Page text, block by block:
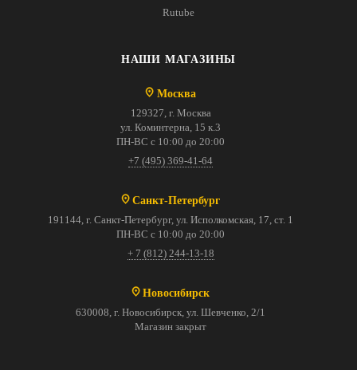
Rutube
НАШИ МАГАЗИНЫ
Москва
129327, г. Москва
ул. Коминтерна, 15 к.3
ПН-ВС с 10:00 до 20:00
+7 (495) 369-41-64
Санкт-Петербург
191144, г. Санкт-Петербург, ул. Исполкомская, 17, ст. 1
ПН-ВС с 10:00 до 20:00
+ 7 (812) 244-13-18
Новосибирск
630008, г. Новосибирск, ул. Шевченко, 2/1
Магазин закрыт